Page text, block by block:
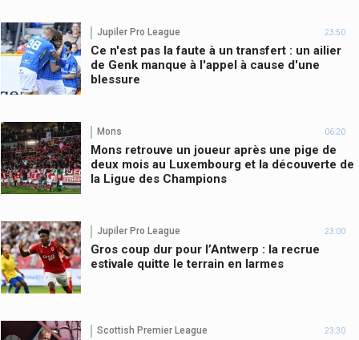
Jupiler Pro League 23:50
Ce n'est pas la faute à un transfert : un ailier
de Genk manque à l'appel à cause d'une
blessure
Mons 06:20
Mons retrouve un joueur après une pige de
deux mois au Luxembourg et la découverte de
la Ligue des Champions
Jupiler Pro League 23:00
Gros coup dur pour l’Antwerp : la recrue
estivale quitte le terrain en larmes
Scottish Premier League 23:30